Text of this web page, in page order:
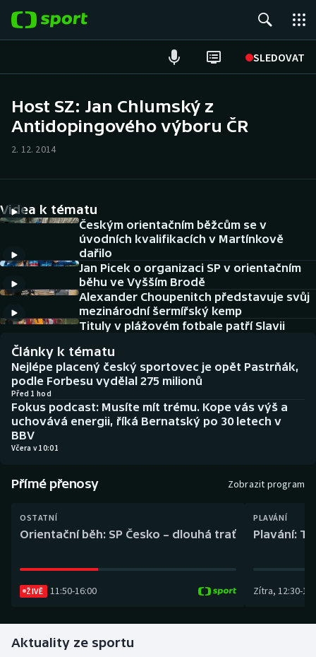
SLEDOVAT
Hokej
Cyklistika
DALŠÍ SPORTY
Americký fotbal
Baseball a softbal
Basketbal
Biatlon
Boby a skeleton
Dostihy
Futsal
NEPŘEHLÉDNĚTE
Soutěže
Historické návraty
Aplikace ČT sport
AZ kvíz
Host SZ: Jan Chlumský z
Antidopingového výboru ČR
2. 12. 2014
Videa k tématu
Českým orientačním běžcům se v
úvodních kvalifikacích v Martínkově
dařilo
Jan Picek o organizaci SP v orientačním
běhu ve Vyšším Brodě
Alexander Choupenitch představuje svůj
mezinárodní šermířský kemp
Tituly v plážovém fotbale patří Slavii
Články k tématu
Nejlépe placený český sportovec je opět Pastrňák,
podle Forbesu vydělal 275 milionů
Před 1 hod
Fokus podcast: Musíte mít trému. Kope vás výš a
uchovává energii, říká Bernatský po 30 letech v
BBV
Včera v 10:01
Přímé přenosy Zobrazit program
OSTATNÍ
Orientační běh: SP Česko – dlouhá trať
ŽIVĚ 11:50-16:00
PLAVÁNÍ
Plavání:
Zítra, 12:30-
Aktuality ze sportu